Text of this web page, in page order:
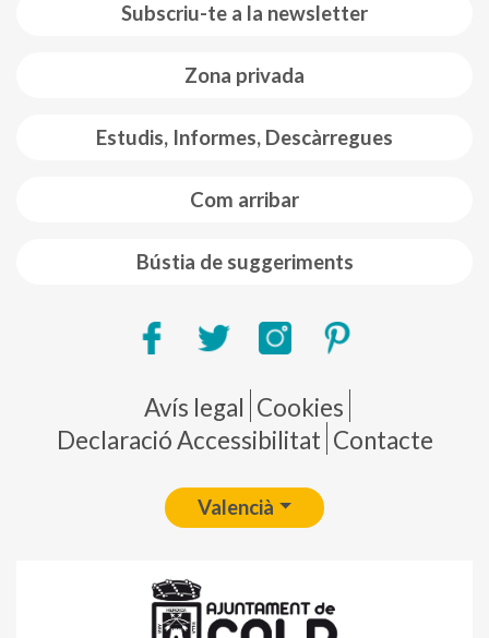
Subscriu-te a la newsletter
Zona privada
Estudis, Informes, Descàrregues
Com arribar
Bústia de suggeriments
Pie de página
Avís legal Cookies
Declaració Accessibilitat Contacte
Valencià